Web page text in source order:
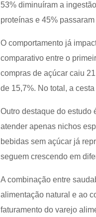
53% diminuíram a
proteínas e 45%
O comportamento já
comparativo entre o
compras de açúcar caiu
de 15,7%. No total, a
Outro destaque do estudo
atender apenas nichos
bebidas sem açúcar já
seguem crescendo em
A combinação entre
alimentação natural e ao
faturamento do varejo